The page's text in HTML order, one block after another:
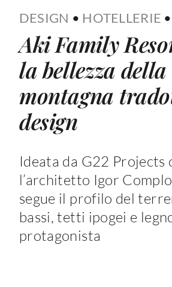
DESIGN • HOTELLERIE •
Aki Family
la bellezza della
montagna
design
Ideata da G22 Projects
l’architetto Igor
segue il profilo del
bassi, tetti ipogei e
protagonista